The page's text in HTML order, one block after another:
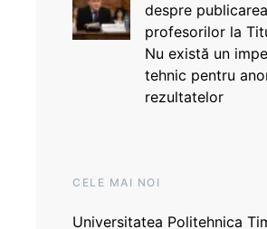
despre
profesorilor la
Nu există un
tehnic pentru
rezultatelor
CELE MAI NOI
Universitatea Politehnica